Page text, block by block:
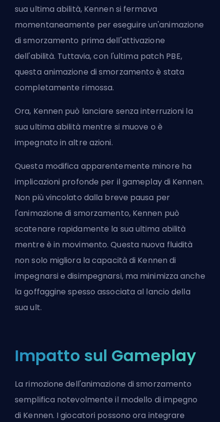
sua ultima abilità, Kennen si fermava
momentaneamente per eseguire un'animazione
di smorzamento prima dell'attivazione
dell'abilità. Tuttavia, con l'ultima patch PBE,
questa animazione di smorzamento è stata
completamente rimossa.
Ora, Kennen può lanciare senza interruzioni la
sua ultima abilità mentre si muove o è
impegnato in altre azioni.
Questa modifica apparentemente minore ha
implicazioni profonde per il gameplay di Kennen.
Non più vincolato dalla breve pausa per
l'animazione di smorzamento, Kennen può
scatenare rapidamente la sua ultima abilità
mentre è in movimento. Questa nuova fluidità
non solo migliora la capacità di Kennen di
impegnarsi e disimpegnarsi, ma minimizza anche
la goffaggine spesso associata al lancio della
suault.
Impatto sul Gameplay
La rimozione dell'animazione di smorzamento
semplifica notevolmente il modello di impegno
di Kennen. I giocatori possono ora integrare